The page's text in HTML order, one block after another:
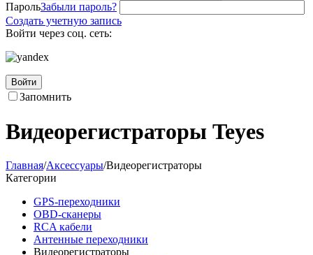
ПарольЗабыли пароль?
Создать учетную запись
Войти через соц. сеть:
Войти
Запомнить
Видеорегистраторы Teyes
Главная/Аксессуары/Видеорегистраторы
Категории
GPS-переходники
OBD-сканеры
RCA кабели
Антенные переходники
Видеорегистраторы